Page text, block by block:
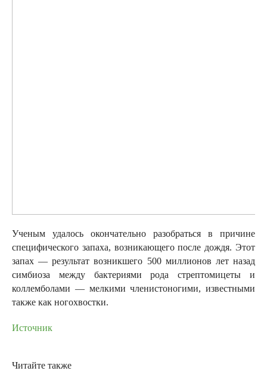
Ученым удалось окончательно разобраться в причине
специфического запаха, возникающего после дождя. Этот
запах — результат возникшего 500 миллионов лет назад
симбиоза между бактериями рода стрептомицеты и
коллемболами — мелкими членистоногими, известными
также как ногохвостки.
Источник
Читайте также